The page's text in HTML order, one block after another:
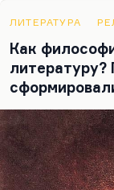
ЛИТЕРАТУРА
Как
литературу?